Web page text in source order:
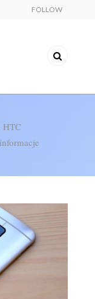
FOLLOW
HTC